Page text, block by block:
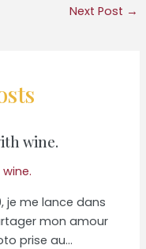
Next Post →
wine.
je me lance dans
mon amour
prise au…